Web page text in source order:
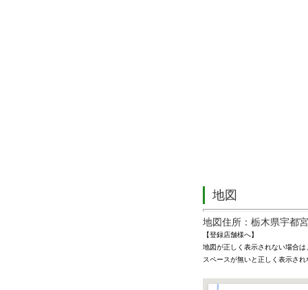
地図
地図住所：栃木県宇都
【登録店舗様へ】
地図が正しく表示されない場合
スペースが無いと正しく表示さ